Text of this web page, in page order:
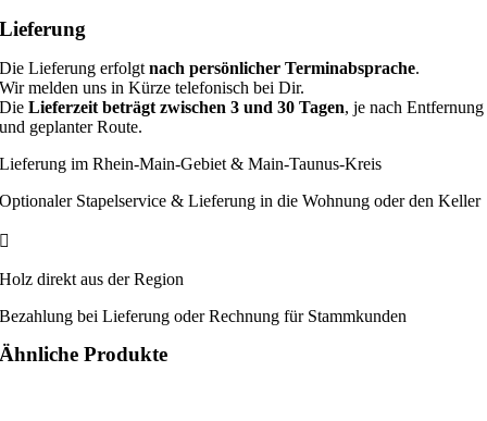
Lieferung
Die Lieferung erfolgtnach persönlicher Terminabsprache.
Wir melden uns in Kürze telefonisch bei Dir.
DieLieferzeit beträgt zwischen 3 und 30 Tagen, je nach Entfernung
und geplanter Route.
Lieferung im Rhein-Main-Gebiet & Main-Taunus-Kreis
Optionaler Stapelservice & Lieferung in die Wohnung oder den Keller
Holz direkt aus der Region
Bezahlung bei Lieferung oder Rechnung für Stammkunden
Ähnliche Produkte